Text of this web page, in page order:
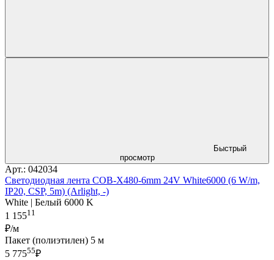
Быстрый
просмотр
Арт.: 042034
Светодиодная лента COB-X480-6mm 24V White6000 (6 W/m,
IP20, CSP, 5m) (Arlight, -)
White | Белый 6000 K
1 15511
₽/м
Пакет (полиэтилен) 5 м
5 77555₽